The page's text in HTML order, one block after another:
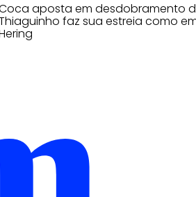
aposta em desdobramento
faz sua estreia como